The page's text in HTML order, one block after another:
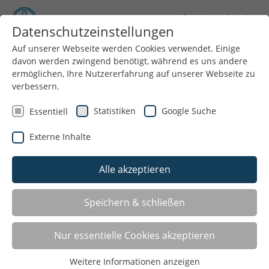
Menü
Sport- und Bewegungsangebote in Bonn
Sie suchen einen Sportverein oder eine bestimmte
Datenschutzeinstellungen
Auf unserer Webseite werden Cookies verwendet. Einige
davon werden zwingend benötigt, während es uns andere
ermöglichen, Ihre Nutzererfahrung auf unserer Webseite zu
verbessern.
Essentiell Statistiken Google Suche
Externe Inhalte
Alle akzeptieren
Speichern & schließen
Nur essentielle Cookies akzeptieren
Weitere Informationen anzeigen